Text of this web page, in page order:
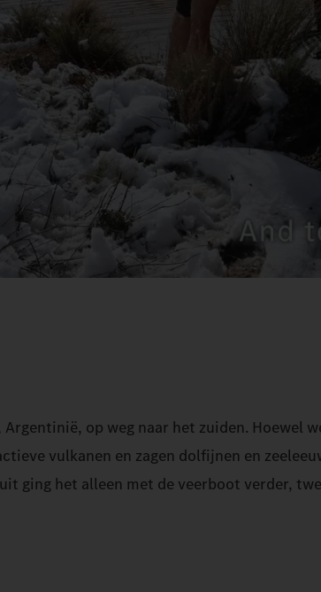
op weg naar het zuiden. Hoewel
vulkanen en zagen dolfijnen en
ging het alleen met de veerboot verder,